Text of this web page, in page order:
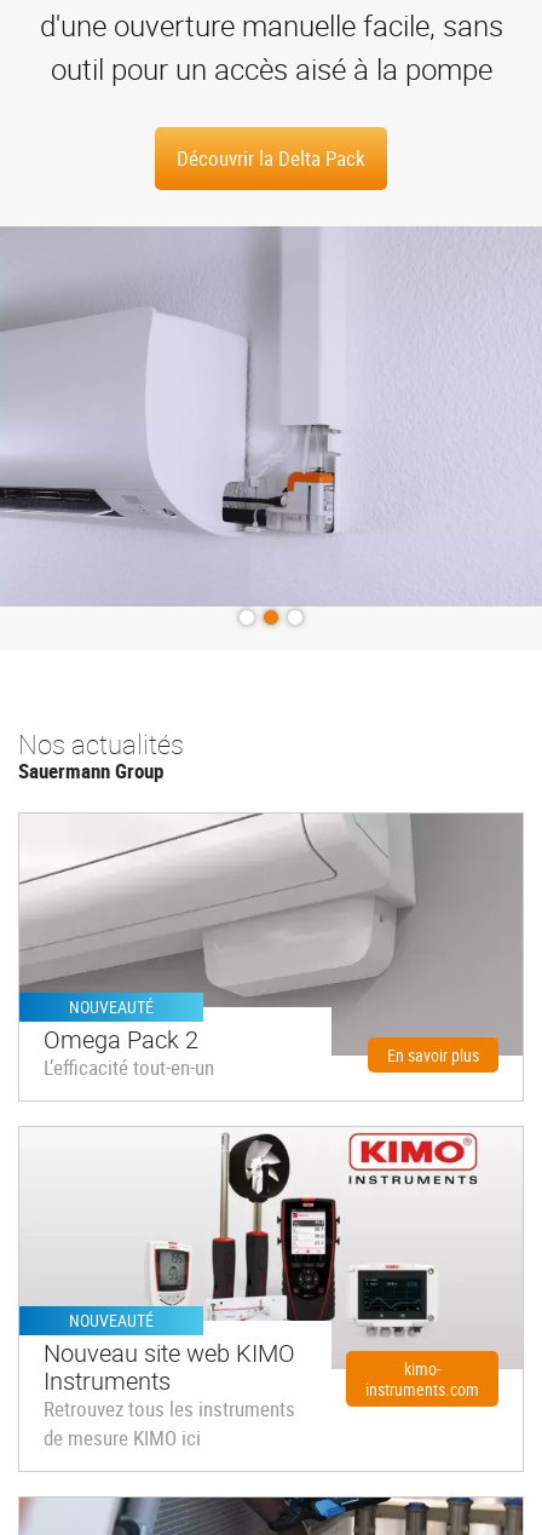
Nouveau site internet pour les
instruments KIMO
kimo-instruments.com
Nos actualités
Sauermann Group
NOUVEAUTÉ
Omega Pack 2
L’efficacité tout-en-un En savoir plus
NOUVEAUTÉ
Nouveau site web KIMO
Instruments
Retrouvez tous les instruments
de mesure KIMO ici
kimo-
instruments.com